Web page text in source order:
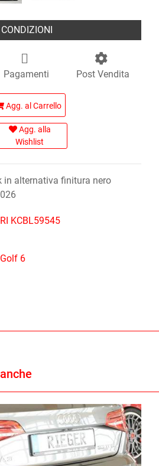
CONDIZIONI
Pagamenti Post Vendita
Agg. al Carrello
Agg. alla
Wishlist
in alternativa finitura nero
RI KCBL59545
Golf 6